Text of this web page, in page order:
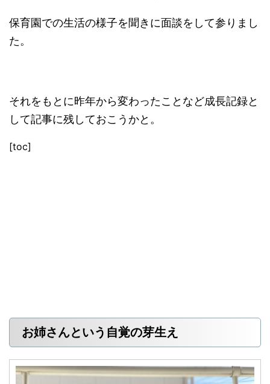
保育園での生活の様子を聞きに面談をして参りまし
た。
それをもとに昨年から変わったことなど成長記録と
して記事に残しておこうかと。
[toc]
お姉さんという自覚の芽生え